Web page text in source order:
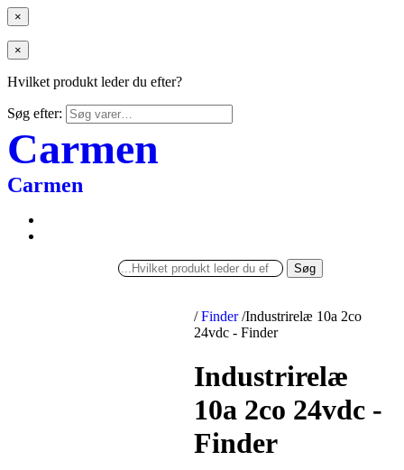
×
×
Hvilket produkt leder du efter?
Søg efter:
Carmen
Carmen
Søg
/ Finder /Industrirelæ 10a 2co
24vdc - Finder
Industrirelæ
10a 2co 24vdc -
Finder